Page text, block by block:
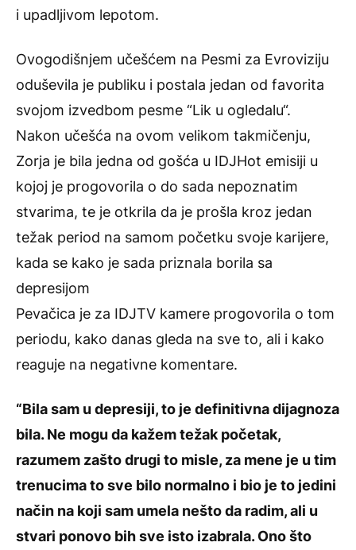
i upadljivom lepotom.
Ovogodišnjem učešćem na Pesmi za Evroviziju
oduševila je publiku i postala jedan od favorita
svojom izvedbom pesme “Lik u ogledalu“.
Nakon učešća na ovom velikom takmičenju,
Zorja je bila jedna od gošća u IDJHot emisiji u
kojoj je progovorila o do sada nepoznatim
stvarima, te je otkrila da je prošla kroz jedan
težak period na samom početku svoje karijere,
kada se kako je sada priznala borila sa
depresijom
Pevačica je za IDJTV kamere progovorila o tom
periodu, kako danas gleda na sve to, ali i kako
reaguje na negativne komentare.
“Bila sam u depresiji, to je definitivna dijagnoza
bila. Ne mogu da kažem težak početak,
razumem zašto drugi to misle, za mene je u tim
trenucima to sve bilo normalno i bio je to jedini
način na koji sam umela nešto da radim, ali u
stvari ponovo bih sve isto izabrala. Ono što